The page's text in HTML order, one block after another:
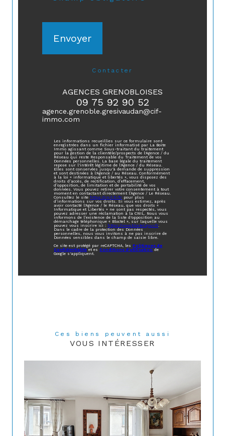
Envoyer
contacter
AGENCES GRENOBLOISES
09 75 92 90 52
agence.grenoble.gresivaudan@cif-
immo.com
Les informations recueillies sur ce formulaire sont
enregistrées dans un fichier informatisé par La Boite
Immo agissant comme Sous-traitant du traitement
pour la gestion de la clientèle/prospects de l'Agence / du
Réseau qui reste Responsable du Traitement de vos
Données personnelles. La base légale du traitement
repose sur l'intérêt légitime de l'Agence / du Réseau.
Elles sont conservées jusqu'à demande de suppression
et sont destinées à l'Agence / au Réseau. Conformément
à la loi « informatique et libertés », vous disposez des
droits d’accès, de rectification, d’effacement,
d’opposition, de limitation et de portabilité de vos
données. Vous pouvez retirer votre consentement à tout
moment en contactant directement l’Agence / Le Réseau.
Consultez le site https://cnil.fr/fr pour plus
d’informations sur vos droits. Si vous estimez, après
avoir contacté l'Agence / le Réseau, que vos droits «
Informatique et Libertés » ne sont pas respectés, vous
pouvez adresser une réclamation à la CNIL. Nous vous
informons de l’existence de la liste d'opposition au
démarchage téléphonique « Bloctel », sur laquelle vous
pouvez vous inscrire ici : https://www.bloctel.gouv.fr.
Dans le cadre de la protection des Données
personnelles, nous vous invitons à ne pas inscrire de
Données sensibles dans le champ de saisie libre.
Ce site est protégé par reCAPTCHA, lesPolitiques de
Confidentialitéet esConditions d'utilisationde
Google s'appliquent.
Ces biens peuvent aussi
VOUS INTÉRESSER